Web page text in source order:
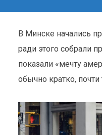
В Минске начались
ради этого собрали
показали «мечту
обычно кратко, почти